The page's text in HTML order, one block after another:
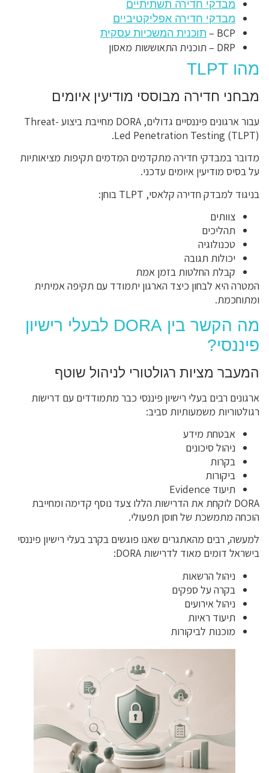
מבדקי חדירה תשתיתיים
מבדקי חדירה אפליקטיביים
BCP – תוכנית המשכיות עסקית
DRP – תוכנית התאוששות מאסון
מהו TLPT
מבחני חדירה מבוססי מודיעין איומים
עבור ארגונים פיננסיים גדולים, DORA מחייבת ביצוע Threat-
Led Penetration Testing (TLPT).
מדובר במבדקי חדירה מתקדמים המדמים תקיפות מציאותיות
על בסיס מודיעין איומים עדכני.
בניגוד למבדק חדירה קלאסי, TLPT בוחן:
צוותים
תהליכים
טכנולוגיה
יכולות תגובה
קבלת החלטות בזמן אמת
המטרה היא לבחון כיצד הארגון יתמודד עם תקיפה אמיתית
ומתוחכמת.
מה הקשר בין DORA לבעלי רישיון
פיננסי?
המעבר מציות רגולטורי לניהול שוטף
ארגונים רבים בעלי רישיון פיננסי כבר מתמודדים עם דרישות
רגולטוריות משמעותיות סביב:
אבטחת מידע
ניהול סיכונים
בקרות
ביקורות
תיעוד Evidence
DORA לוקחת את הדרישות הללו צעד נוסף קדימה ומחייבת
הוכחה מתמשכת של חוסן תפעולי.
למעשה, רבים מהאתגרים שאנו פוגשים בקרב בעלי רישיון פיננסי
בישראל דומים מאוד לדרישות DORA:
ניהול הרשאות
בקרה על ספקים
ניהול אירועים
תיעוד ראיות
מוכנות לביקורות